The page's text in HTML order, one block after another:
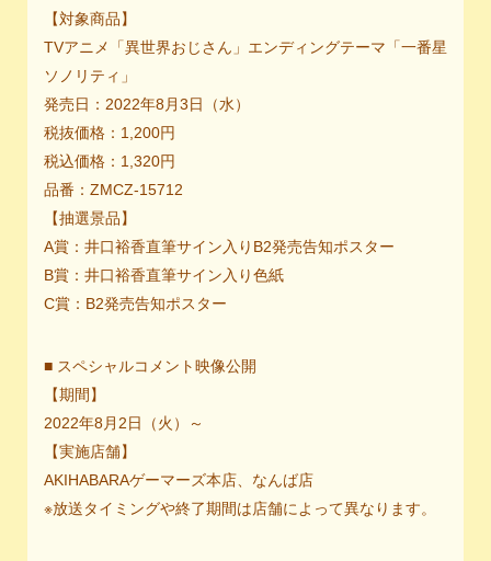
【対象商品】
TVアニメ「異世界おじさん」エンディングテーマ「一番星
ソノリティ」
発売日：2022年8月3日（水）
税抜価格：1,200円
税込価格：1,320円
品番：ZMCZ-15712
【抽選景品】
A賞：井口裕香直筆サイン入りB2発売告知ポスター
B賞：井口裕香直筆サイン入り色紙
C賞：B2発売告知ポスター
■ スペシャルコメント映像公開
【期間】
2022年8月2日（火）～
【実施店舗】
AKIHABARAゲーマーズ本店、なんば店
※放送タイミングや終了期間は店舗によって異なります。